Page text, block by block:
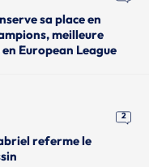
sa place en
meilleure
European League
2
referme le